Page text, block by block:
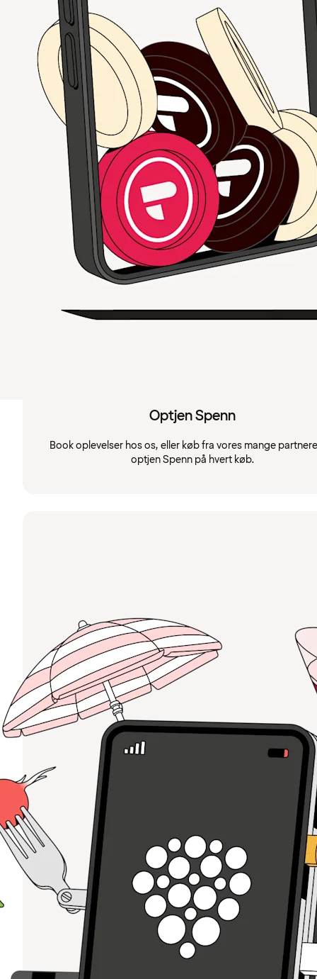
Optjen Spenn
Book oplevelser hos os, eller køb fra vores mange
optjen Spenn på hvert køb.